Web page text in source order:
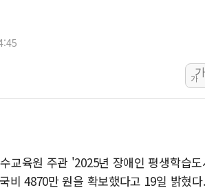
추미애, '위안부'
인천 선재도 갯벌
인천서 말다툼 중
'화합' 꺼낸 김민
李대통령, ISA 개
동해중부 전 해
연일 폭염에 온열
中 전방위 아파트
인제 용대리 계곡
가
가
교육원 주관 '2025년 장애인 평생학습
비 4870만 원을 확보했다고 19일 밝혔다.